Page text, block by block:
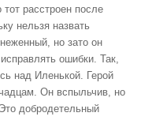
расстроен после
нельзя назвать
но зато он
ошибки. Так,
над Иленькой. Герой
Он вспыльчив, но
добродетельный